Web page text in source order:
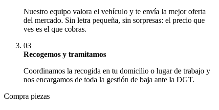
Nuestro equipo valora el vehículo y te envía la mejor oferta
del mercado. Sin letra pequeña, sin sorpresas: el precio que
ves es el que cobras.
03
Recogemos y tramitamos
Coordinamos la recogida en tu domicilio o lugar de trabajo y
nos encargamos de toda la gestión de baja ante la DGT.
Compra piezas